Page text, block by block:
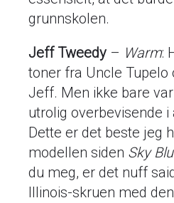
grunnskolen.
Jeff Tweedy – Warm:
toner fra Uncle Tupelo
Jeff. Men ikke bare
utrolig overbevisende
Dette er det beste jeg
modellen siden Sky
du meg, er det nuff
Illinois-skruen med